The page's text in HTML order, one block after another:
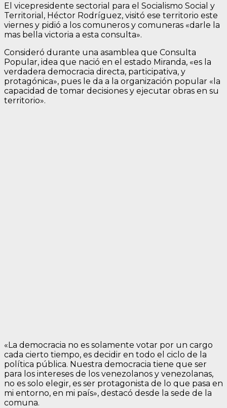
El vicepresidente sectorial para el Socialismo Social y
Territorial, Héctor Rodríguez, visitó ese territorio este
viernes y pidió a los comuneros y comuneras «darle la
mas bella victoria a esta consulta».
Consideró durante una asamblea que Consulta
Popular, idea que nació en el estado Miranda, «es la
verdadera democracia directa, participativa, y
protagónica», pues le da a la organización popular «la
capacidad de tomar decisiones y ejecutar obras en su
territorio».
«La democracia no es solamente votar por un cargo
cada cierto tiempo, es decidir en todo el ciclo de la
política pública. Nuestra democracia tiene que ser
para los intereses de los venezolanos y venezolanas,
no es solo elegir, es ser protagonista de lo que pasa en
mi entorno, en mi país», destacó desde la sede de la
comuna.